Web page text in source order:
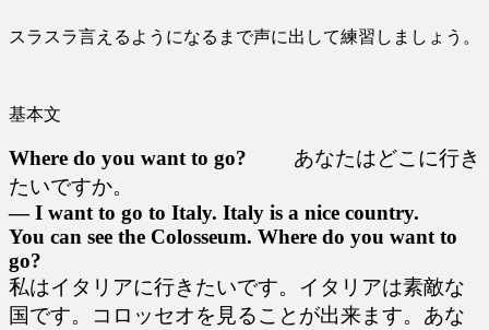
スラスラ言えるようになるまで声に出して練習しましょう。
基本文
Where do you want to go?
あなたはどこに行き
たいですか。
― I want to go to Italy. Italy is a nice country.
You can see the Colosseum. Where do you want to
go?
私はイタリアに行きたいです。イタリアは素敵な
国です。コロッセオを見ることが出来ます。あな